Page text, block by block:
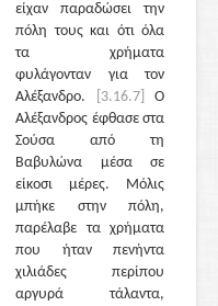
είχαν παραδώσει την
πόλη τους και ότι όλα
τα χρήματα
φυλάγονταν για τον
Αλέξανδρο.
[3.16.7]
Ο
Αλέξανδρος έφθασε στα
Σούσα από τη
Βαβυλώνα μέσα σε
είκοσι μέρες. Μόλις
μπήκε στην πόλη,
παρέλαβε τα χρήματα
που ήταν πενήντα
χιλιάδες περίπου
αργυρά τάλαντα,